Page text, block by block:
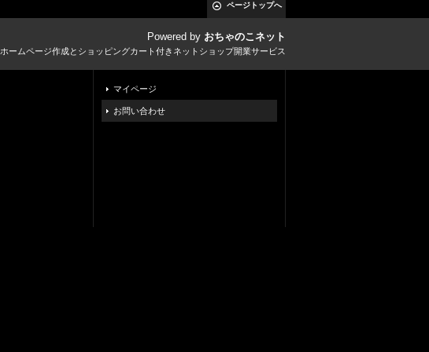
ページトップへ
Powered by おちゃのこネット
ホームページ作成とショッピングカート付きネットショップ開業サービス
マイページ
お問い合わせ